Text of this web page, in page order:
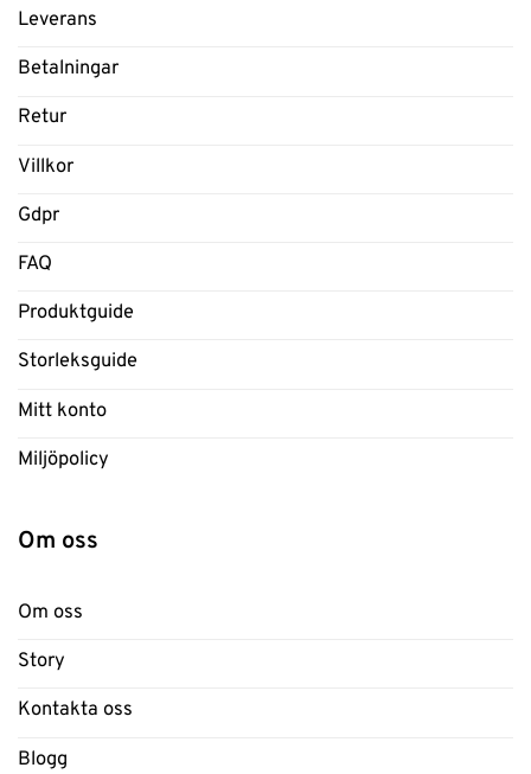
Leverans
Betalningar
Retur
Villkor
Gdpr
FAQ
Produktguide
Storleksguide
Mitt konto
Miljöpolicy
Om oss
Om oss
Story
Kontakta oss
Blogg